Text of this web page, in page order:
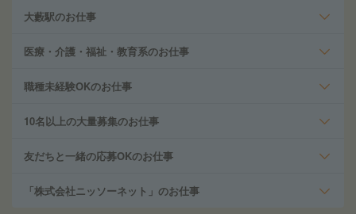
大藪駅のお仕事
医療・介護・福祉・教育系のお仕事
職種未経験OKのお仕事
10名以上の大量募集のお仕事
友だちと一緒の応募OKのお仕事
「株式会社ニッソーネット」のお仕事